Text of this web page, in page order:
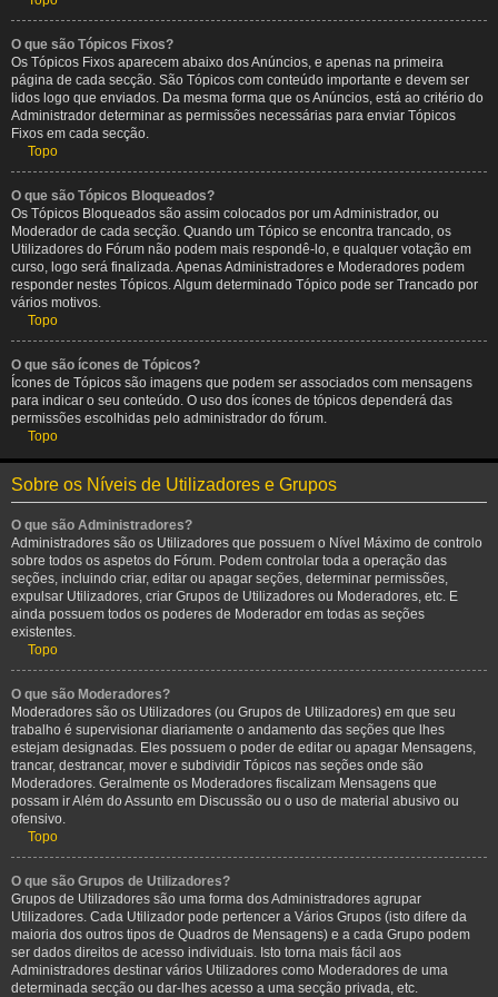
O que são Tópicos Fixos?
Os Tópicos Fixos aparecem abaixo dos Anúncios, e apenas na primeira
página de cada secção. São Tópicos com conteúdo importante e devem ser
lidos logo que enviados. Da mesma forma que os Anúncios, está ao critério do
Administrador determinar as permissões necessárias para enviar Tópicos
Fixos em cada secção.
Topo
O que são Tópicos Bloqueados?
Os Tópicos Bloqueados são assim colocados por um Administrador, ou
Moderador de cada secção. Quando um Tópico se encontra trancado, os
Utilizadores do Fórum não podem mais respondê-lo, e qualquer votação em
curso, logo será finalizada. Apenas Administradores e Moderadores podem
responder nestes Tópicos. Algum determinado Tópico pode ser Trancado por
vários motivos.
Topo
O que são ícones de Tópicos?
Ícones de Tópicos são imagens que podem ser associados com mensagens
para indicar o seu conteúdo. O uso dos ícones de tópicos dependerá das
permissões escolhidas pelo administrador do fórum.
Topo
Sobre os Níveis de Utilizadores e Grupos
O que são Administradores?
Administradores são os Utilizadores que possuem o Nível Máximo de controlo
sobre todos os aspetos do Fórum. Podem controlar toda a operação das
seções, incluindo criar, editar ou apagar seções, determinar permissões,
expulsar Utilizadores, criar Grupos de Utilizadores ou Moderadores, etc. E
ainda possuem todos os poderes de Moderador em todas as seções
existentes.
Topo
O que são Moderadores?
Moderadores são os Utilizadores (ou Grupos de Utilizadores) em que seu
trabalho é supervisionar diariamente o andamento das seções que lhes
estejam designadas. Eles possuem o poder de editar ou apagar Mensagens,
trancar, destrancar, mover e subdividir Tópicos nas seções onde são
Moderadores. Geralmente os Moderadores fiscalizam Mensagens que
possam ir Além do Assunto em Discussão ou o uso de material abusivo ou
ofensivo.
Topo
O que são Grupos de Utilizadores?
Grupos de Utilizadores são uma forma dos Administradores agrupar
Utilizadores. Cada Utilizador pode pertencer a Vários Grupos (isto difere da
maioria dos outros tipos de Quadros de Mensagens) e a cada Grupo podem
ser dados direitos de acesso individuais. Isto torna mais fácil aos
Administradores destinar vários Utilizadores como Moderadores de uma
determinada secção ou dar-lhes acesso a uma secção privada, etc.